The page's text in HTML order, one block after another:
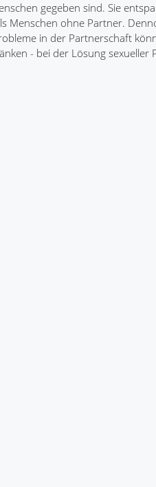
gegeben sind. Sie
Menschen ohne Partner.
in der Partnerschaft
- bei der Lösung sexueller